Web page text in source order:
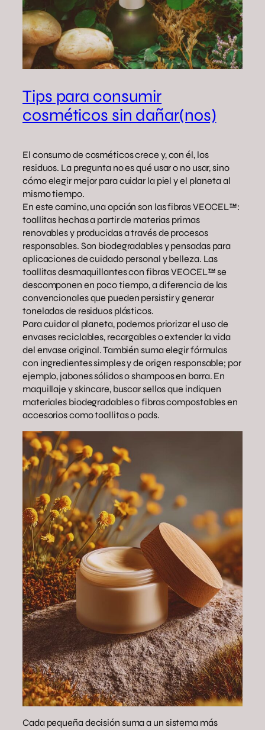
Tips para consumir
cosméticos sin dañar(nos)
El consumo de cosméticos crece y, con él, los
residuos. La pregunta no es qué usar o no usar, sino
cómo elegir mejor para cuidar la piel y el planeta al
mismo tiempo.
En este camino, una opción son las fibras VEOCEL™:
toallitas hechas a partir de materias primas
renovables y producidas a través de procesos
responsables. Son biodegradables y pensadas para
aplicaciones de cuidado personal y belleza. Las
toallitas desmaquillantes con fibras VEOCEL™ se
descomponen en poco tiempo, a diferencia de las
convencionales que pueden persistir y generar
toneladas de residuos plásticos.
Para cuidar al planeta, podemos priorizar el uso de
envases reciclables, recargables o extender la vida
del envase original. También suma elegir fórmulas
con ingredientes simples y de origen responsable; por
ejemplo, jabones sólidos o shampoos en barra. En
maquillaje y skincare, buscar sellos que indiquen
materiales biodegradables o fibras compostables en
accesorios como toallitas o pads.
Cada pequeña decisión suma a un sistema más